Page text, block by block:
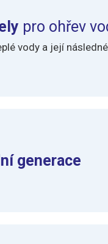
pro ohřev
vody a její
generace